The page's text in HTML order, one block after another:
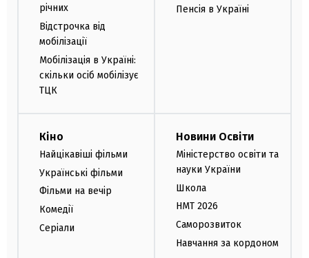
річних
Відстрочка від
мобілізації
Мобілізація в Україні:
скільки осіб мобілізує
ТЦК
Пенсія в Україні
Кіно
Найцікавіші фільми
Українські фільми
Фільми на вечір
Комедії
Серіали
Новини Освіти
Міністерство освіти та
науки України
Школа
НМТ 2026
Саморозвиток
Навчання за кордоном